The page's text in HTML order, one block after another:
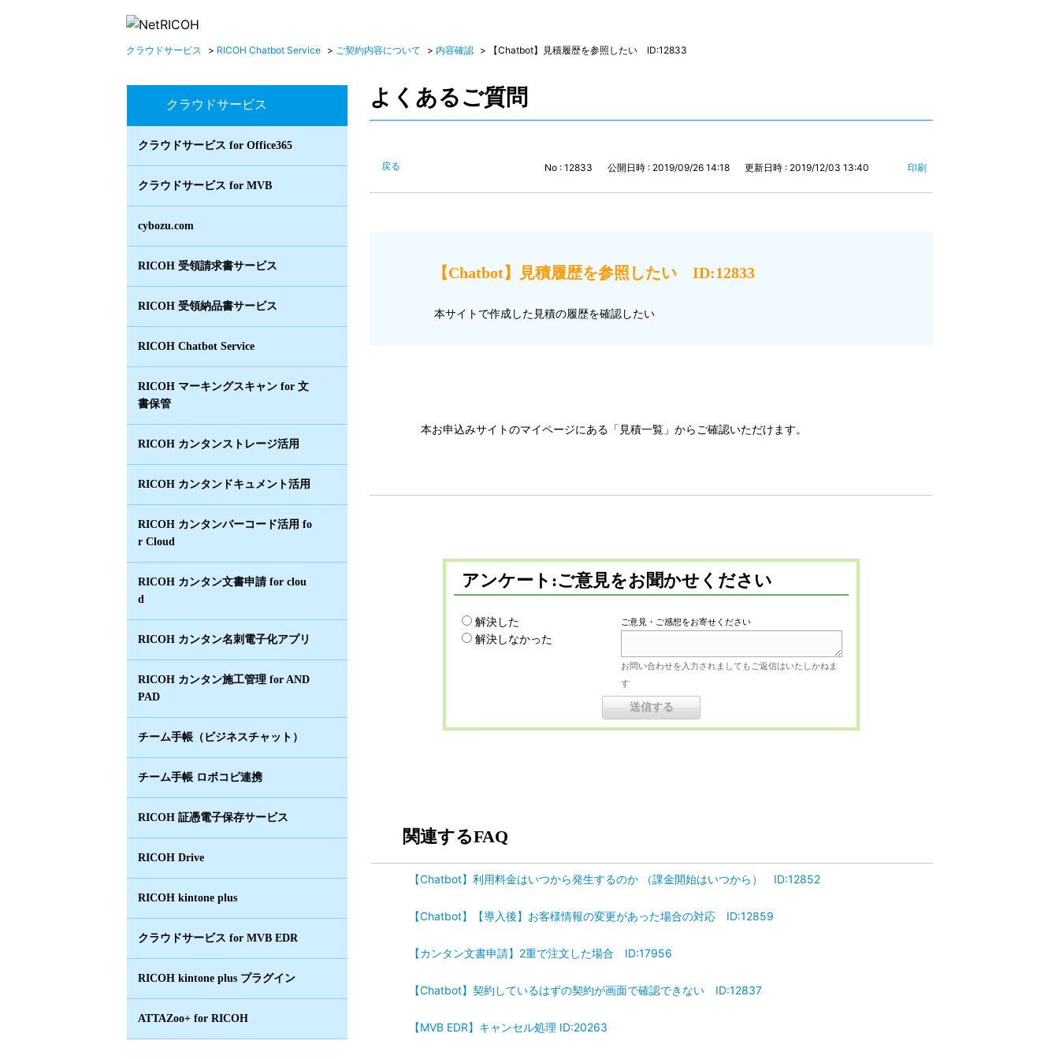
クラウドサービス > RICOH Chatbot Service > ご契約内容について > 内容確認 > 【Chatbot】見積履歴を参照したい ID:12833
クラウドサービス
クラウドサービス for Office365
クラウドサービス for MVB
cybozu.com
RICOH 受領請求書サービス
RICOH 受領納品書サービス
RICOH Chatbot Service
RICOH マーキングスキャン for 文
書保管
RICOH カンタンストレージ活用
RICOH カンタンドキュメント活用
RICOH カンタンバーコード活用 fo
r Cloud
RICOH カンタン文書申請 for clou
d
RICOH カンタン名刺電子化アプリ
RICOH カンタン施工管理 for AND
PAD
チーム手帳（ビジネスチャット）
チーム手帳 ロボコピ連携
RICOH 証憑電子保存サービス
RICOH Drive
RICOH kintone plus
クラウドサービス for MVB EDR
RICOH kintone plus プラグイン
ATTAZoo+ for RICOH
よくあるご質問
戻る No : 12833 公開日時 : 2019/09/26 14:18 更新日時 : 2019/12/03 13:40 印刷
【Chatbot】見積履歴を参照したい ID:12833
本サイトで作成した見積の履歴を確認したい
本お申込みサイトのマイページにある「見積一覧」からご確認いただけます。
アンケート:ご意見をお聞かせください
解決した
解決しなかった
ご意見・ご感想をお寄せください
お問い合わせを入力されましてもご返信はいたしかねま
す
関連するFAQ
【Chatbot】利用料金はいつから発生するのか （課金開始はいつから） ID:12852
【Chatbot】【導入後】お客様情報の変更があった場合の対応 ID:12859
【カンタン文書申請】2重で注文した場合 ID:17956
【Chatbot】契約しているはずの契約が画面で確認できない ID:12837
【MVB EDR】キャンセル処理 ID:20263